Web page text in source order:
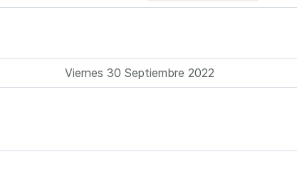
Viernes 30 Septiembre 2022